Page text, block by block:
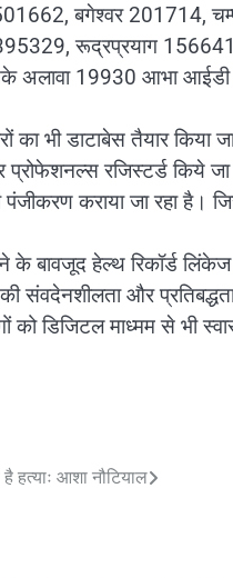
बगेश्वर 201714,
395329, रूद्रप्रयाग
अलावा 19930 आभा
भी डाटाबेस तैयार किया जा
रजिस्टर्ड किये
पंजीकरण कराया जा रहा है।
के बावजूद हेल्थ रिकॉर्ड
संवदेनशीलता और
को डिजिटल माध्मम से भी
हत्याः आशा नौटियाल